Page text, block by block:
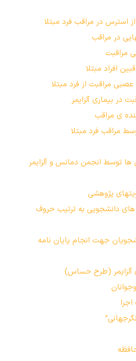
استرس در مراقب فرد مبتلا
در مراقب
مراقبت
افراد مبتلا
مراقبت از فرد مبتلا
در بیماری آلزایمر
ی مراقب
مراقب فرد مبتلا
توسط انجمن دمانس و آلزایمر
پژوهشی
های دانشجویی به ترتیب حروف
جهت انجام پایان نامه
آلزایمر (طرح حساس)